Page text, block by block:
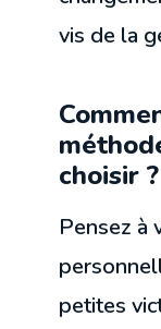
vis de la
choisir ?
Pensez à
petites